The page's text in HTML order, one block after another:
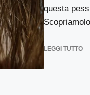
questa
LEGGI TUTTO